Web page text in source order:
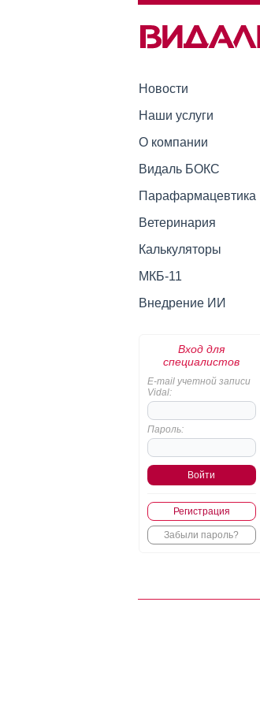
Новости
Наши услуги
О компании
Видаль БОКС
Парафармацевтика
Ветеринария
Калькуляторы
МКБ-11
Внедрение ИИ
Вход для
специалистов
E-mail учетной записи
Vidal:
Пароль:
Регистрация
Забыли пароль?